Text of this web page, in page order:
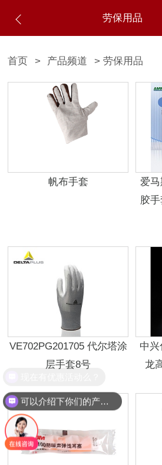
劳保用品
首页 > 产品频道 > 劳保用品
帆布手套
爱马
胶
VE702PG201705 代尔塔涂
层手套8号
中兴
龙